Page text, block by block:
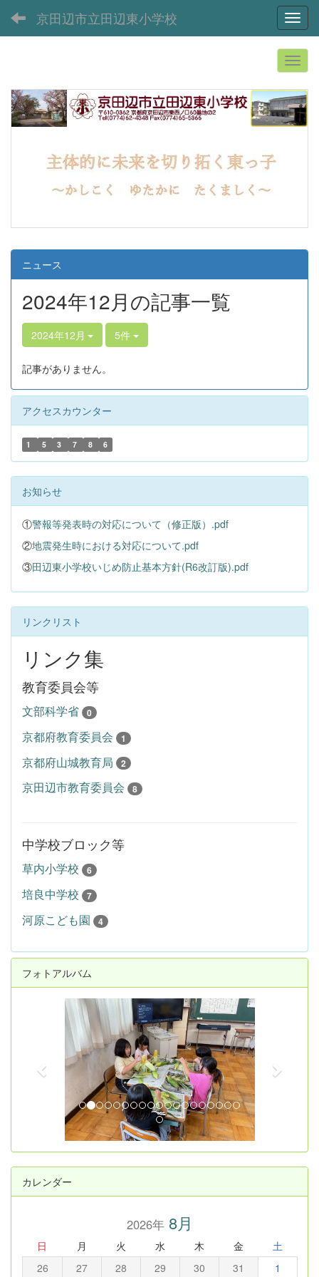
京田辺市立田辺東小学校
ニュース
2024年12月の記事一覧
2024年12月 5件
記事がありません。
アクセスカウンター
1 5 3 7 8 6
お知らせ
①警報等発表時の対応について（修正版）.pdf
②地震発生時における対応について.pdf
③田辺東小学校いじめ防止基本方針(R6改訂版).pdf
リンクリスト
リンク集
教育委員会等
文部科学省 0
京都府教育委員会 1
京都府山城教育局 2
京田辺市教育委員会 8
中学校ブロック等
草内小学校 6
培良中学校 7
河原こども園 4
フォトアルバム
v
s
t
カレンダー
2026年8月
日 月 火 水 木 金 土
26 27 28 29 30 31 1